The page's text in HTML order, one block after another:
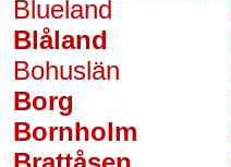
Blueland
Blåland
Bohuslän
Borg
Bornholm